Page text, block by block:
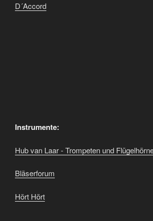
D´Accord
Instrumente:
Hub van Laar - Trompeten und
Bläserforum
Hört Hört